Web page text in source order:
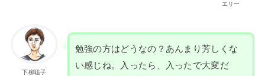
エリー
下柳聡子
勉強の方はどうなの？あんまり芳しくな
い感じね。入ったら、入ったで大変だ